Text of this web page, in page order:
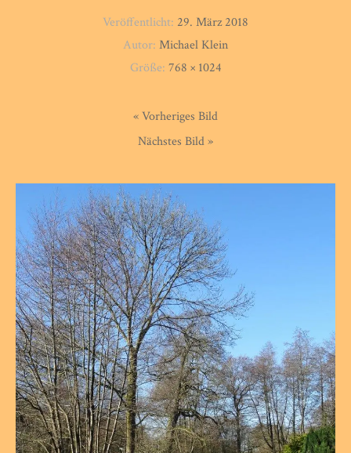
Veröffentlicht: 29. März 2018
Autor: Michael Klein
Größe: 768 × 1024
« Vorheriges Bild
Nächstes Bild »